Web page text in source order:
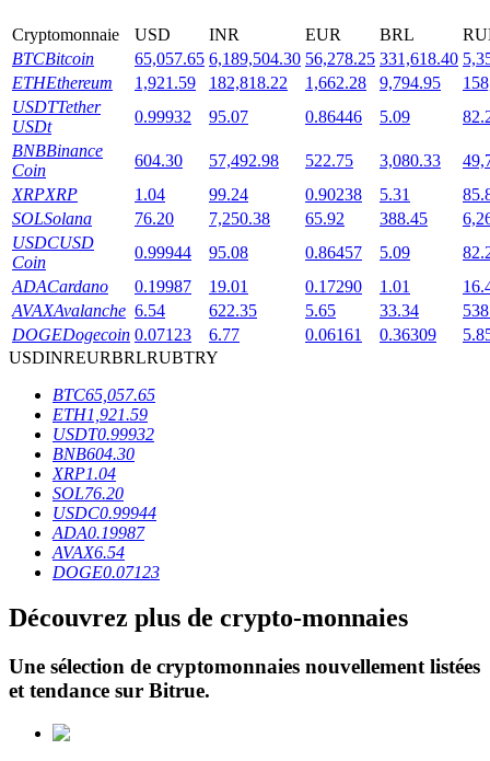
Launchpool
Staking flexible pour gagner des jetons populaires
Blocages BTR
Des investissements exclusifs pour les détenteurs de BTR
Prêts
Cryptomonnaie USD INR EUR BRL
BTCBitcoin 65,057.65 6,189,504.30 56,278.25 331,618.40
ETHEthereum 1,921.59 182,818.22 1,662.28 9,794.95
USDTTether
USDt
0.99932 95.07 0.86446 5.09
BNBBinance
Coin
604.30 57,492.98 522.75 3,080.33
XRPXRP 1.04 99.24 0.90238 5.31
SOLSolana 76.20 7,250.38 65.92 388.45
USDCUSD
Coin
0.99944 95.08 0.86457 5.09
ADACardano 0.19987 19.01 0.17290 1.01
AVAXAvalanche 6.54 622.35 5.65 33.34
DOGEDogecoin 0.07123 6.77 0.06161 0.36309
USDINREURBRLRUBTRY
BTC65,057.65
ETH1,921.59
USDT0.99932
BNB604.30
XRP1.04
SOL76.20
USDC0.99944
ADA0.19987
AVAX6.54
DOGE0.07123
Découvrez plus de crypto-monnaies
Une sélection de cryptomonnaies nouvellement listées
et tendance sur Bitrue.